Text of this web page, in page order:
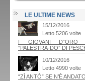
LE ULTIME NEWS